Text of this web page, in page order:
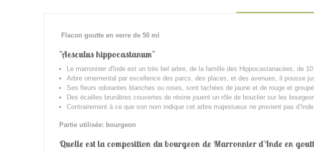
Flacon goutte en verre de 50 ml
"Aesculus hippocastanum"
Le marronnier d'Inde est un très bel arbre, de la famille des Hippocastanacées, de
Arbre ornemental par excellence des parcs, des places, et des avenues, il pousse
Ses fleurs odorantes blanches ou roses, sont tachées de jaune et de rouge et
Des écailles brunâtres couvertes de résine jouent un rôle de bouclier sur les
Contrairement à ce que son nom indique cet arbre majestueux ne provient pas
Partie utilisée: bourgeon
Quelle est la composition du bourgeon de Marronnier d'Inde en